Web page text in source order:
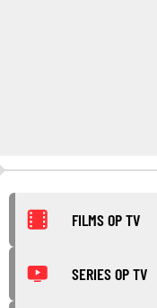
FILMS OP TV
SERIES OP TV